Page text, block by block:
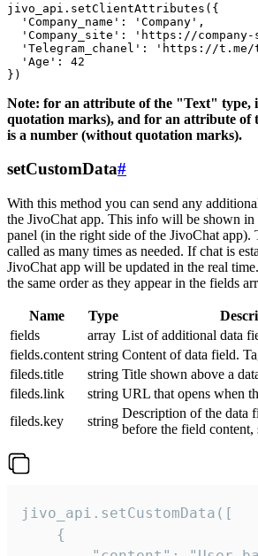
jivo_api.setClientAttributes({
  'Company_name': 'Company',
'Company_site': 'https://company-
'Telegram_chanel': 'https://t.me/
  'Age': 42
Note: for an attribute of the "Text" type,
quotation marks), and for an attribute
is a number (without quotation marks).
setCustomData#
With this method you can send any
the JivoChat app. This info will be shown in
panel (in the right side of the JivoChat app).
called as many times as needed. If chat is
JivoChat app will be updated in the real
the same order as they appear in the fields
Name Type
fields
array List of additional data
fields.content string Content of data field.
fileds.title
string Title shown above a
fileds.link
string URL that opens when
fileds.key
string
Description of the data
before the field content,
jivo_api.setCustomData([
    {